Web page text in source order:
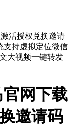
官网下载
邀请码